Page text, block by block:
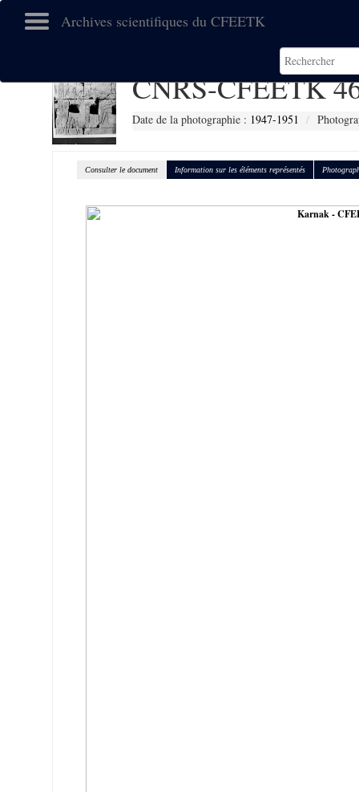
Archives scientifiques du CFEETK
CNRS-CFEETK
Date de la photographie : 1947-1951
Consulter le document Information sur les éléments représentés